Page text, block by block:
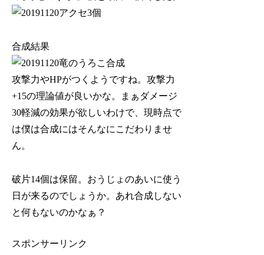
合成結果
攻撃力やHPがつくようですね。攻撃力
+15の理論値が良いかな。まぁダメージ
30軽減の効果が欲しいわけで、現時点で
は僕は合成にはそんなにこだわりませ
ん。
破片14個は保留。おうじょのあいに使う
日が来るのでしょうか。あれ合成しない
と何もないのかなぁ？
スポンサーリンク